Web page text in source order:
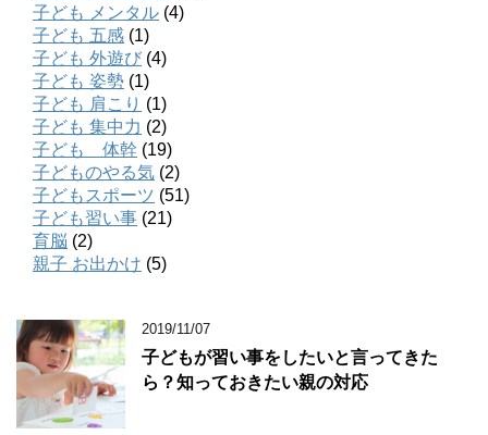
子ども メンタル (4)
子ども 五感 (1)
子ども 外遊び (4)
子ども 姿勢 (1)
子ども 肩こり (1)
子ども 集中力 (2)
子ども 体幹 (19)
子どものやる気 (2)
子どもスポーツ (51)
子ども習い事 (21)
育脳 (2)
親子 お出かけ (5)
2019/11/07
子どもが習い事をしたいと言ってきた
ら？知っておきたい親の対応